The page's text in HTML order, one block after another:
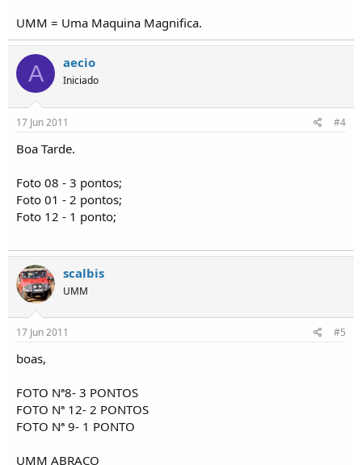
UMM = Uma Maquina Magnifica.
A aecio
Iniciado
17 Jun 2011 #4
Boa Tarde.
Foto 08 - 3 pontos;
Foto 01 - 2 pontos;
Foto 12 - 1 ponto;
scalbis
UMM
17 Jun 2011 #5
boas,
FOTO Nª8- 3 PONTOS
FOTO Nª 12- 2 PONTOS
FOTO Nª 9- 1 PONTO
UMM ABRAÇO